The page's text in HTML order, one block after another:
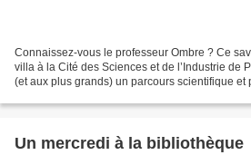
Connaissez-vous le professeur Ombre ? Ce
villa à la Cité des Sciences et de l’Industrie de
(et aux plus grands) un parcours scientifique et
Un mercredi à la bibliothèque